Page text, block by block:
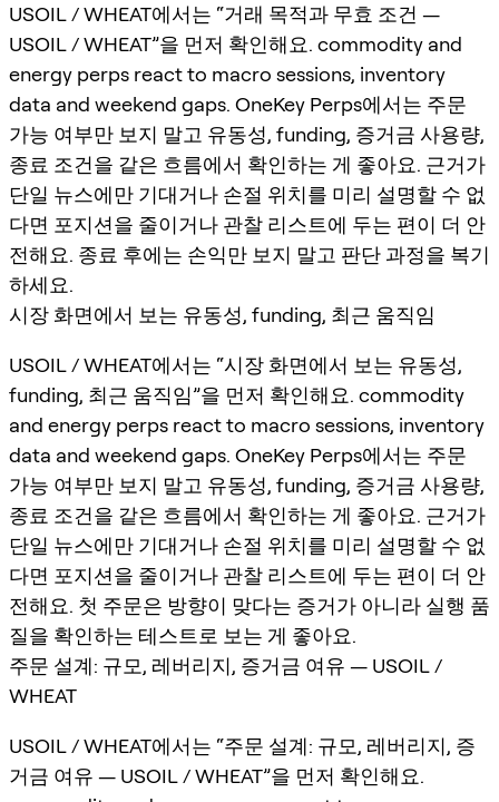
USOIL / WHEAT에서는 “거래 목적과 무효 조건 —
USOIL / WHEAT”을 먼저 확인해요. commodity and
energy perps react to macro sessions, inventory
data and weekend gaps. OneKey Perps에서는 주문
가능 여부만 보지 말고 유동성, funding, 증거금 사용량,
종료 조건을 같은 흐름에서 확인하는 게 좋아요. 근거가
단일 뉴스에만 기대거나 손절 위치를 미리 설명할 수 없
다면 포지션을 줄이거나 관찰 리스트에 두는 편이 더 안
전해요. 종료 후에는 손익만 보지 말고 판단 과정을 복기
하세요.
시장 화면에서 보는 유동성, funding, 최근 움직임
USOIL / WHEAT에서는 “시장 화면에서 보는 유동성,
funding, 최근 움직임”을 먼저 확인해요. commodity
and energy perps react to macro sessions, inventory
data and weekend gaps. OneKey Perps에서는 주문
가능 여부만 보지 말고 유동성, funding, 증거금 사용량,
종료 조건을 같은 흐름에서 확인하는 게 좋아요. 근거가
단일 뉴스에만 기대거나 손절 위치를 미리 설명할 수 없
다면 포지션을 줄이거나 관찰 리스트에 두는 편이 더 안
전해요. 첫 주문은 방향이 맞다는 증거가 아니라 실행 품
질을 확인하는 테스트로 보는 게 좋아요.
주문 설계: 규모, 레버리지, 증거금 여유 — USOIL /
WHEAT
USOIL / WHEAT에서는 “주문 설계: 규모, 레버리지, 증
거금 여유 — USOIL / WHEAT”을 먼저 확인해요.